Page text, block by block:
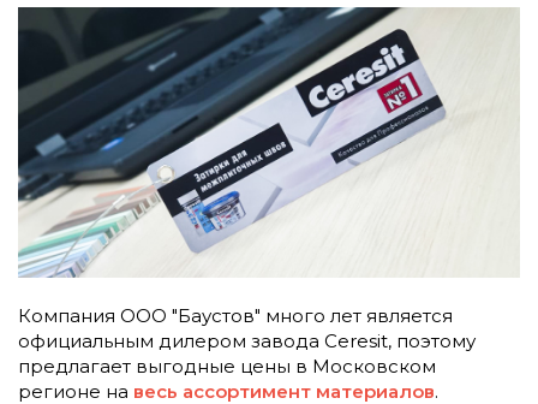
Компания ООО "Баустов" много лет является
официальным дилером завода Ceresit, поэтому
предлагает выгодные цены в Московском
регионе на весь ассортимент материалов.